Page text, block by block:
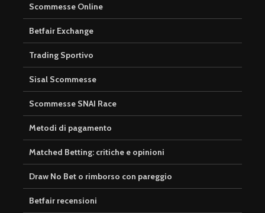
Scommesse Online
Betfair Exchange
Trading Sportivo
Sisal Scommesse
Scommesse SNAI Race
Metodi di pagamento
Matched Betting: critiche e opinioni
Draw No Bet o rimborso con pareggio
Betfair recensioni